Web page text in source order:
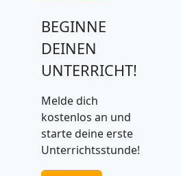
BEGINNE
DEINEN
UNTERRICHT!
Melde dich
kostenlos an und
starte deine erste
Unterrichtsstunde!